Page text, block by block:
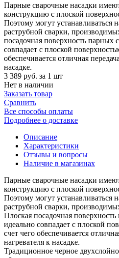
Парные сварочные насадки
конструкцию с плоской
Поэтому могут устанавливаться
раструбной сварки,
посадочная поверхность парных
совпадает с плоской
обеспечивается отличная
насадке.
3 389 руб. за 1 шт
Нет в наличии
Заказать товар
Сравнить
Все способы оплаты
Подробнее о доставке
Описание
Характеристики
Отзывы и вопросы
Наличие в магазинах
Парные сварочные насадки
конструкцию с плоской
Поэтому могут устанавливаться
раструбной сварки,
Плоская посадочная
идеально совпадает с плоской
счет чего обеспечивается
нагревателя к насадке.
Традиционное черное